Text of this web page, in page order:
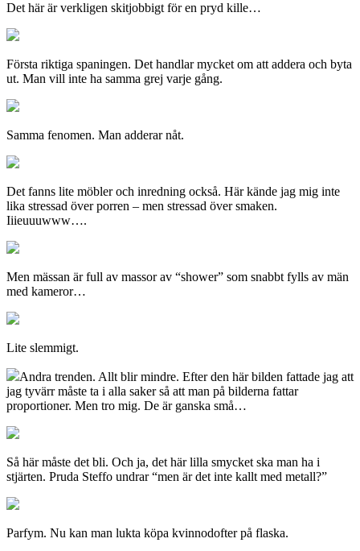
Det här är verkligen skitjobbigt för en pryd kille…
Första riktiga spaningen. Det handlar mycket om att addera och byta
ut. Man vill inte ha samma grej varje gång.
Samma fenomen. Man adderar nåt.
Det fanns lite möbler och inredning också. Här kände jag mig inte
lika stressad över porren – men stressad över smaken.
Iiieuuuwww….
Men mässan är full av massor av “shower” som snabbt fylls av män
med kameror…
Lite slemmigt.
Andra trenden. Allt blir mindre. Efter den här bilden fattade jag att
jag tyvärr måste ta i alla saker så att man på bilderna fattar
proportioner. Men tro mig. De är ganska små…
Så här måste det bli. Och ja, det här lilla smycket ska man ha i
stjärten. Pruda Steffo undrar “men är det inte kallt med metall?”
Parfym. Nu kan man lukta köpa kvinnodofter på flaska.